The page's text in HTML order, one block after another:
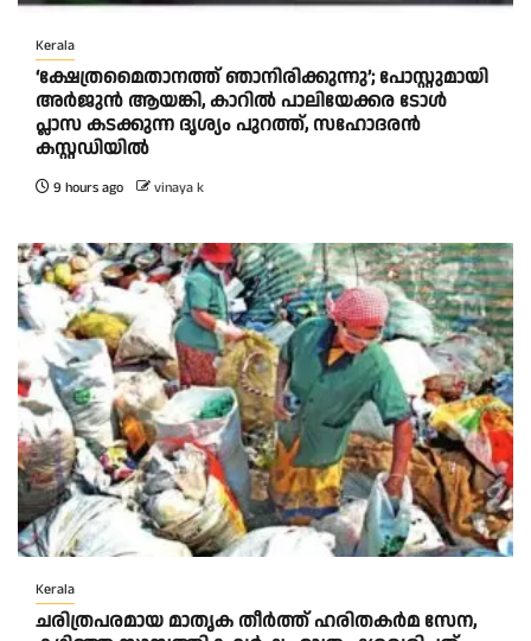
Kerala
‘ക്ഷേത്രമൈതാനത്ത് ഞാനിരിക്കുന്നു’; പോസ്റ്റുമായി
അർജുൻ ആയങ്കി, കാറിൽ പാലിയേക്കര ടോൾ
പ്ലാസ കടക്കുന്ന ദൃശ്യം പുറത്ത്, സഹോദരൻ
കസ്റ്റഡിയിൽ
9 hours ago vinaya k
Kerala
ചരിത്രപരമായ മാതൃക തീര്‍ത്ത് ഹരിതകര്‍മ സേന,